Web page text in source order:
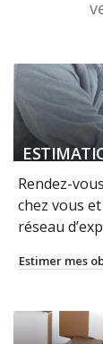
Rendez-
chez vous
réseau
Estimer mes